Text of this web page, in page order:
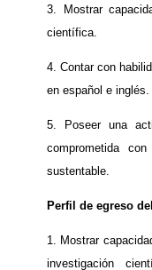
3. Mostrar
científica.
4. Contar con
en español e inglés.
5. Poseer una
comprometida
sustentable.
Perfil de egreso
1. Mostrar
investigación